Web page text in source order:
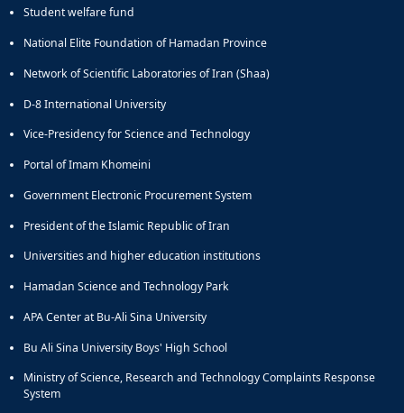
Student welfare fund
National Elite Foundation of Hamadan Province
Network of Scientific Laboratories of Iran (Shaa)
D-8 International University
Vice-Presidency for Science and Technology
Portal of Imam Khomeini
Government Electronic Procurement System
President of the Islamic Republic of Iran
Universities and higher education institutions
Hamadan Science and Technology Park
APA Center at Bu-Ali Sina University
Bu Ali Sina University Boys' High School
Ministry of Science, Research and Technology Complaints Response
System